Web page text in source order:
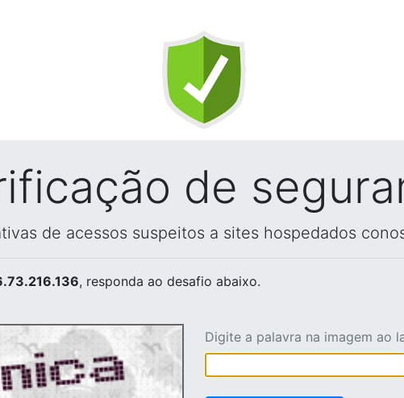
de
de acessos suspeitos a sites hospedados
, responda ao desafio abaixo.
Digite a palavra na imagem ao